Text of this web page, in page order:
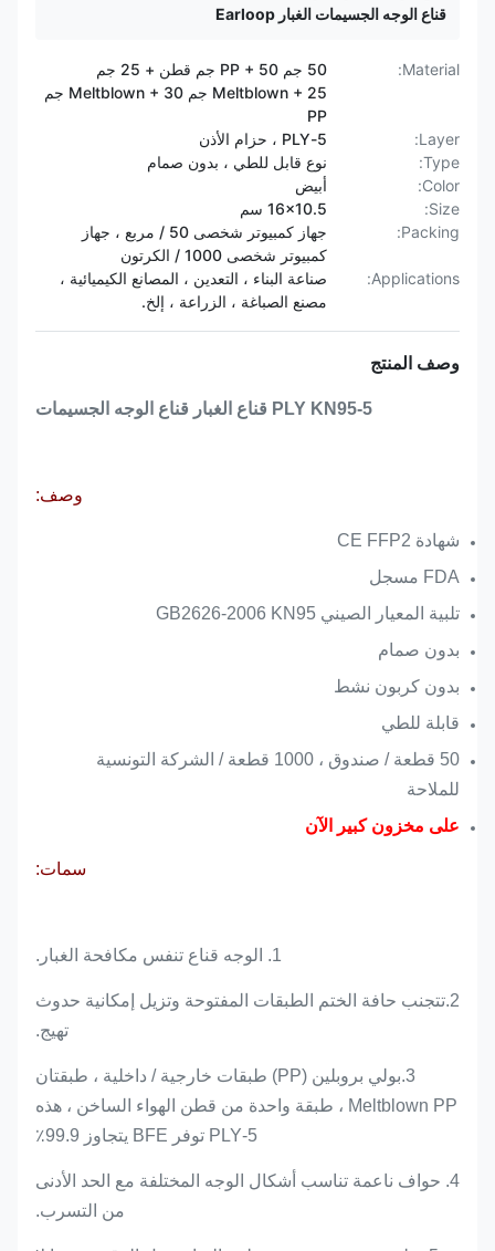
قناع الوجه الجسيمات الغبار Earloop
Material:
50 جم PP + 50 جم قطن + 25 جم
Meltblown + 25 جم Meltblown + 30 جم
PP
Layer:
5-PLY ، حزام الأذن
Type:
نوع قابل للطي ، بدون صمام
Color:
أبيض
Size:
16x10.5 سم
Packing:
جهاز كمبيوتر شخصى 50 / مربع ، جهاز
كمبيوتر شخصى 1000 / الكرتون
Applications:
صناعة البناء ، التعدين ، المصانع الكيميائية ،
مصنع الصباغة ، الزراعة ، إلخ.
وصف المنتج
5-PLY KN95 قناع الغبار قناع الوجه الجسيمات
وصف:
شهادة CE FFP2
FDA مسجل
تلبية المعيار الصيني GB2626-2006 KN95
بدون صمام
بدون كربون نشط
قابلة للطي
50 قطعة / صندوق ، 1000 قطعة / الشركة التونسية
للملاحة
على مخزون كبير الآن
سمات:
1. الوجه قناع تنفس مكافحة الغبار.
2.تتجنب حافة الختم الطبقات المفتوحة وتزيل إمكانية حدوث
تهيج.
3.بولي بروبلين (PP) طبقات خارجية / داخلية ، طبقتان
Meltblown PP ، طبقة واحدة من قطن الهواء الساخن ، هذه
5-PLY توفر BFE يتجاوز 99.9٪
4. حواف ناعمة تناسب أشكال الوجه المختلفة مع الحد الأدنى
من التسرب.